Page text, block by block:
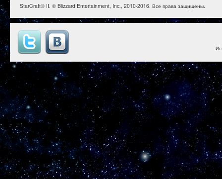
StarCraft® II. © Blizzard Entertainment, Inc., 2010-2016. Все права защищены.